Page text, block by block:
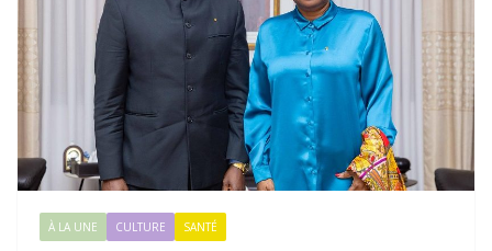
À LA UNE CULTURE SANTÉ